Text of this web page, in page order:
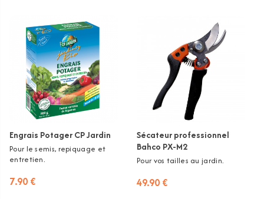
Engrais Potager CP Jardin
Pour le semis, repiquage et
entretien.
7.90 €
Sécateur professionnel
Bahco PX-M2
Pour vos tailles au jardin.
49.90 €